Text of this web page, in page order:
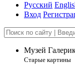
Русский
Вход
Музей
Старые картины